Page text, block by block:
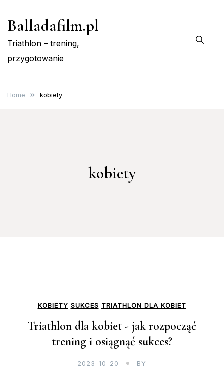
Balladafilm.pl
Triathlon – trening,
przygotowanie
Home kobiety
kobiety
KOBIETY SUKCES TRIATHLON DLA KOBIET
Triathlon dla kobiet - jak rozpocząć
trening i osiągnąć sukces?
2023-10-20 BY